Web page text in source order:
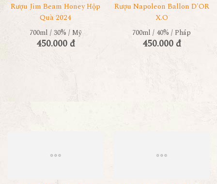
Rượu Jim Beam Honey Hộp
Quà 2024
700ml / 30% / Mỹ
450.000 đ
Rượu Napoleon Ballon D'OR
X.O
700ml / 40% / Pháp
450.000 đ